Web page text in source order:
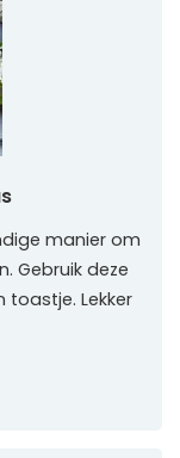
manier om
Gebruik deze
Lekker